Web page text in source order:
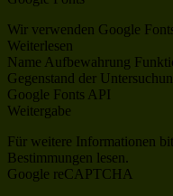
Wir verwenden Google
Weiterlesen
Name Aufbewahrung
Gegenstand der
Google Fonts API
Weitergabe
Für weitere Informationen
Bestimmungen lesen.
Google reCAPTCHA